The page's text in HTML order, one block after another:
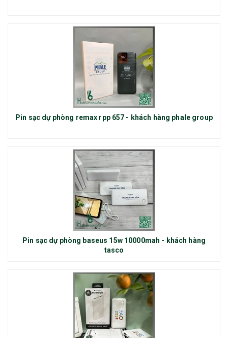
Pin sạc dự phòng remax rpp 657 - khách hàng phale group
Pin sạc dự phòng baseus 15w 10000mah - khách hàng
tasco